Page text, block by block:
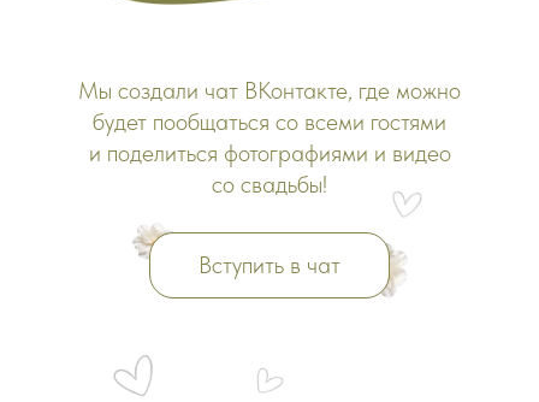
Мы создали чат ВКонтакте, где можно
будет пообщаться со всеми гостями
и поделиться фотографиями и видео
со свадьбы!
Вступить в чат